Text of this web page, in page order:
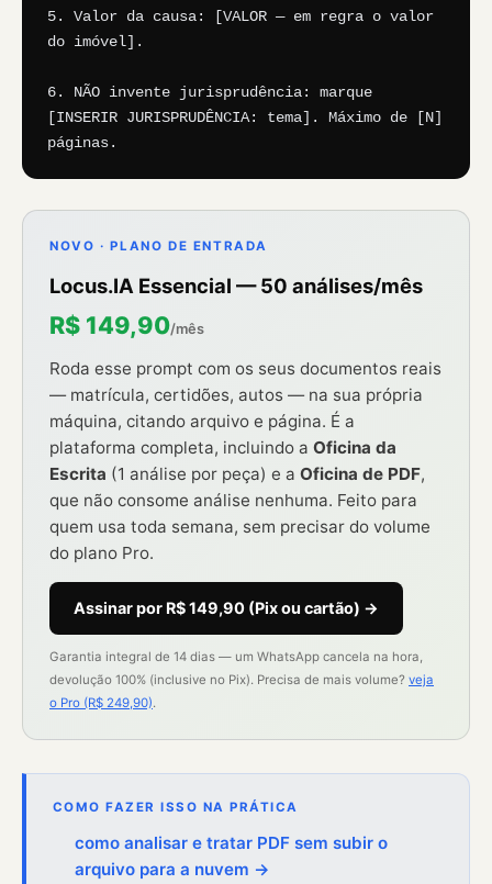
5. Valor da causa: [VALOR — em regra o valor
do imóvel].
6. NÃO invente jurisprudência: marque
[INSERIR JURISPRUDÊNCIA: tema]. Máximo de [N]
páginas.
NOVO · PLANO DE ENTRADA
Locus.IA Essencial — 50 análises/mês
R$ 149,90/mês
Roda esse prompt com os seus documentos reais
— matrícula, certidões, autos — na sua própria
máquina, citando arquivo e página. É a
plataforma completa, incluindo a Oficina da
Escrita (1 análise por peça) e a Oficina de PDF,
que não consome análise nenhuma. Feito para
quem usa toda semana, sem precisar do volume
do plano Pro.
Assinar por R$ 149,90 (Pix ou cartão) →
Garantia integral de 14 dias — um WhatsApp cancela na hora,
devolução 100% (inclusive no Pix). Precisa de mais volume? veja
o Pro (R$ 249,90).
COMO FAZER ISSO NA PRÁTICA
como analisar e tratar PDF sem subir o
arquivo para a nuvem →